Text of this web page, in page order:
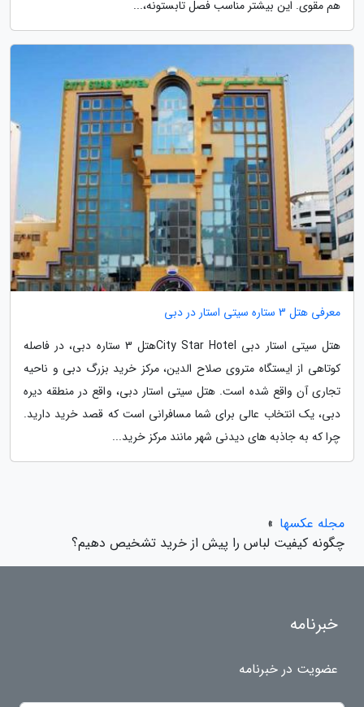
هم مقوی. این بیشتر مناسب فصل تابستونه،...
معرفی هتل 3 ستاره سیتی استار در دبی
هتل سیتی استار دبی City Star Hotelهتل 3 ستاره دبی، در فاصله
کوتاهی از ایستگاه متروی صلاح الدین، مرکز خرید بزرگ دبی و ناحیه
تجاری آن واقع شده است. هتل سیتی استار دبی، واقع در منطقه دیره
دبی، یک انتخاب عالی برای شما مسافرانی است که قصد خرید دارید.
چرا که به جاذبه های دیدنی شهر مانند مرکز خرید...
مجله عکسها »
چگونه کیفیت لباس را پیش از خرید تشخیص دهیم؟
خبرنامه
عضویت در خبرنامه